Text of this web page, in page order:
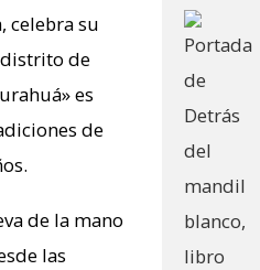
celebra su
distrito de
es
de
de la mano
las